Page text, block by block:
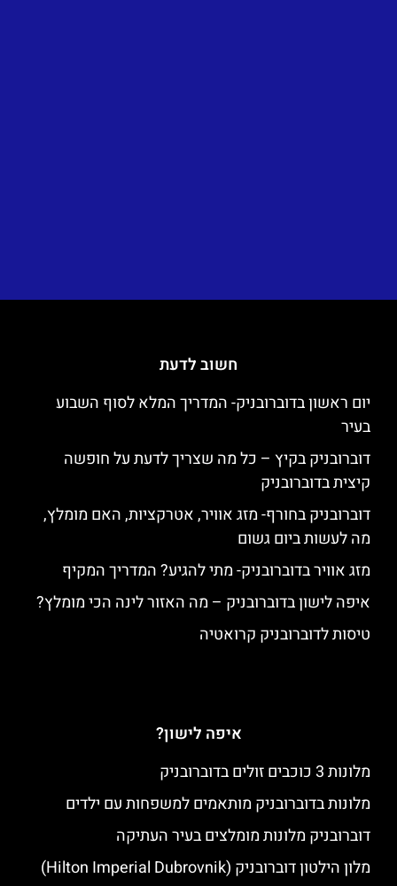
חשוב לדעת
יום ראשון בדוברובניק- המדריך המלא לסוף השבוע
בעיר
דוברובניק בקיץ – כל מה שצריך לדעת על חופשה
קיצית בדוברובניק
דוברובניק בחורף- מזג אוויר, אטרקציות, האם מומלץ,
מה לעשות ביום גשום
מזג אוויר בדוברובניק- מתי להגיע? המדריך המקיף
איפה לישון בדוברובניק – מה האזור לינה הכי מומלץ?
טיסות לדוברובניק קרואטיה
איפה לישון?
מלונות 3 כוכבים זולים בדוברובניק
מלונות בדוברובניק מותאמים למשפחות עם ילדים
דוברובניק מלונות מומלצים בעיר העתיקה
מלון הילטון דוברובניק (Hilton Imperial Dubrovnik)